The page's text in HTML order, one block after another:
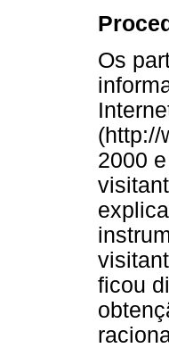
Os
(http://
2000
ficou